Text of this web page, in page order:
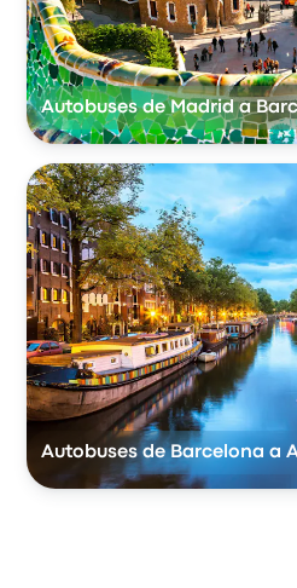
Autobuses de Madrid a
Autobuses de Barcelona a